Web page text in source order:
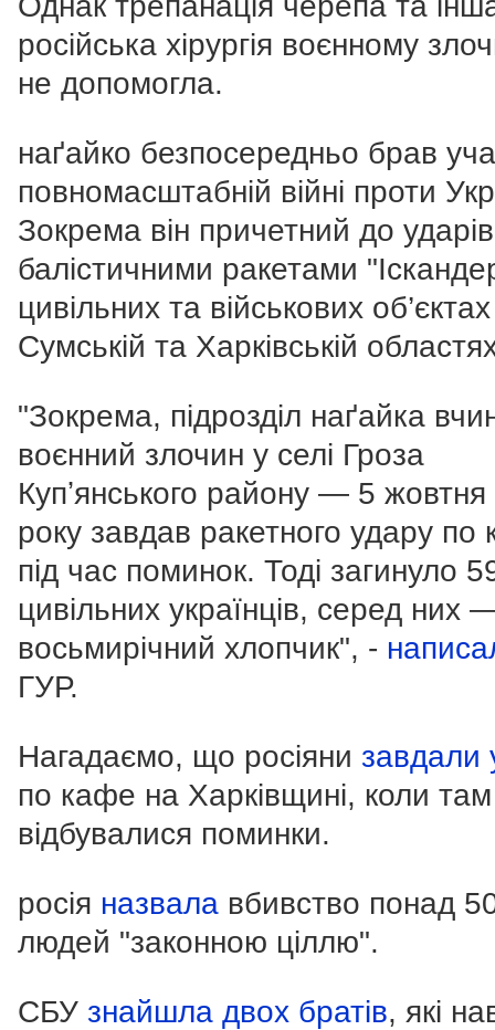
російська хірургія воєнному
не допомогла.
наґайко безпосередньо брав
повномасштабній війні проти
Зокрема він причетний до ударів
балістичними ракетами
цивільних та військових
Сумській та Харківській
"Зокрема, підрозділ наґайка
воєнний злочин у селі Гроза
Купʼянського району — 5
року завдав ракетного удару по
під час поминок. Тоді загинуло
цивільних українців, серед них
восьмирічний хлопчик", -
ГУР.
Нагадаємо, що росіяни завдали
по кафе на Харківщині, коли там
відбувалися поминки.
росія назвала вбивство понад
людей "законною ціллю".
СБУ знайшла двох братів, які